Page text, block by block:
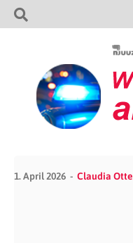
1. April 2026 Claudia Otte